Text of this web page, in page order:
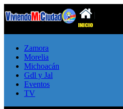
Zamora
Morelia
Michoacán
Gdl y Jal
Eventos
TV